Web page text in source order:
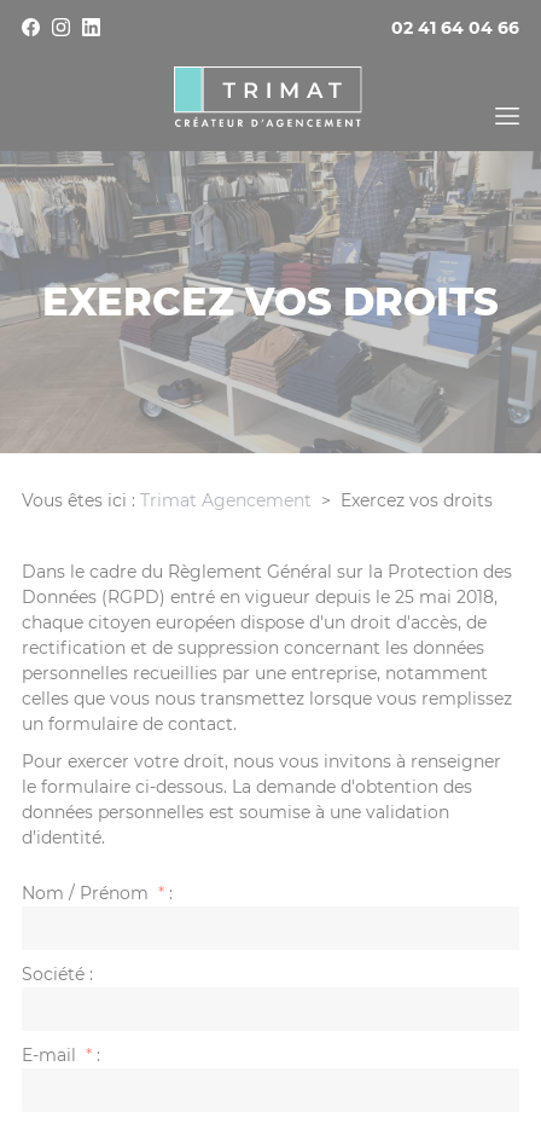
02 41 64 04 66
EXERCEZ VOS DROITS
Vous êtes ici : Trimat Agencement > Exercez vos droits
Dans le cadre du Règlement Général sur la Protection des
Données (RGPD) entré en vigueur depuis le 25 mai 2018,
chaque citoyen européen dispose d'un droit d'accès, de
rectification et de suppression concernant les données
personnelles recueillies par une entreprise, notamment
celles que vous nous transmettez lorsque vous remplissez
un formulaire de contact.
Pour exercer votre droit, nous vous invitons à renseigner
le formulaire ci-dessous. La demande d'obtention des
données personnelles est soumise à une validation
d’identité.
Nom / Prénom *:
Société :
E-mail *: